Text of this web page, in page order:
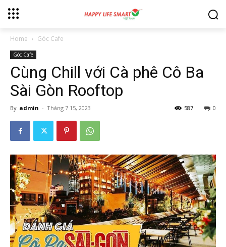
Home Góc Cafe
Góc Cafe
Cùng Chill với Cà phê Cô Ba
Sài Gòn Rooftop
By admin - Tháng 7 15, 2023 0
587